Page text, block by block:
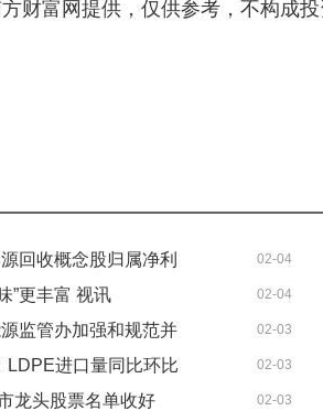
财富网提供，仅供参考，不构成
回收概念股归属净利
）
02-04
”更丰富 视讯 02-04
监管办加强和规范并
务新型电力系统建设
02-03
LDPE进口量同比环比
02-03
龙头股票名单收好
02-03